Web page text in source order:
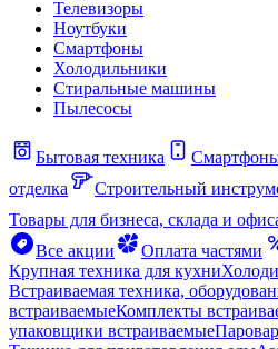
Телевизоры
Ноутбуки
Смартфоны
Холодильники
Стиральные машины
Пылесосы
Бытовая техника
отделка
Строительный
Товары для бизнеса, склада и
Все акции
Оплата частями
Крупная техника для кухни
Встраиваемая техника,
встраиваемыеКомплекты
упаковщики встраиваемые